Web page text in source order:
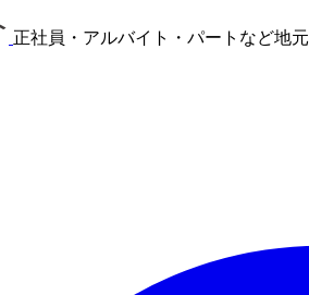
正社員・アルバイト・パートなど地